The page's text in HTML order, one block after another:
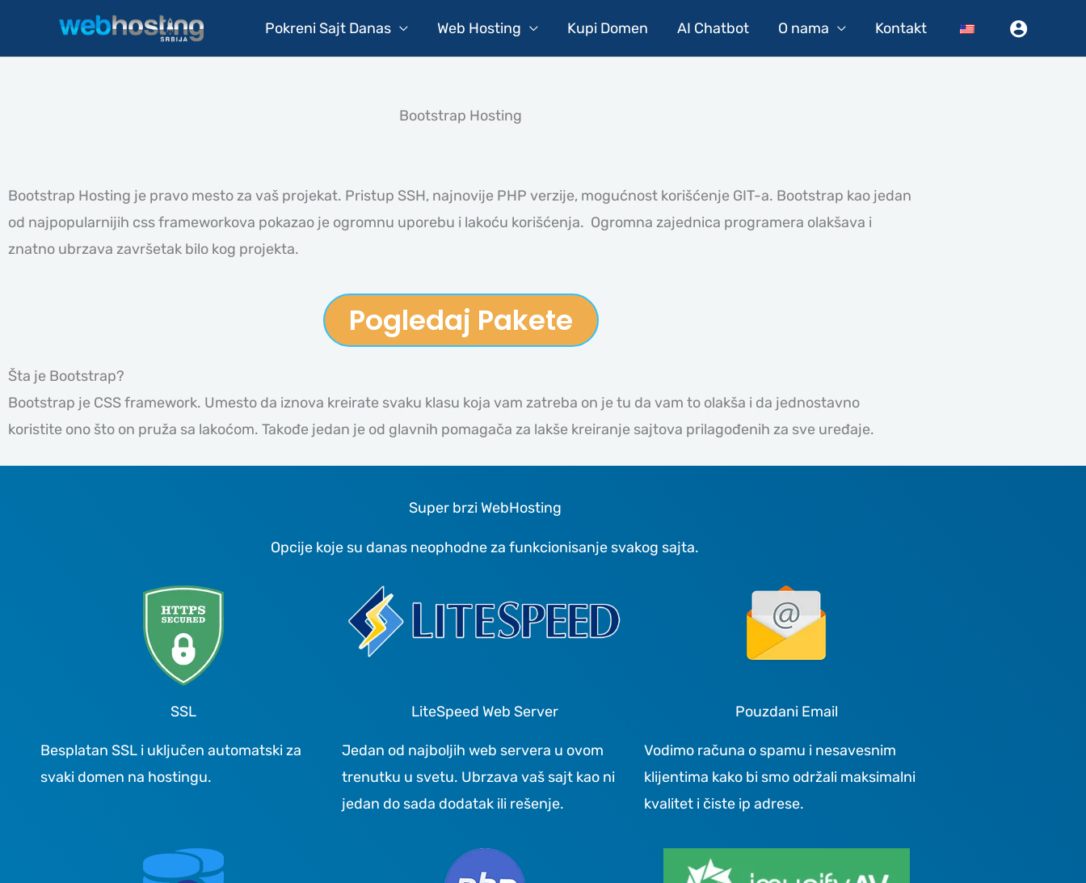
Pokreni Sajt Danas Web Hosting Kupi Domen AI Chatbot O nama Kontakt
Bootstrap Hosting
Bootstrap Hosting je pravo mesto za vaš projekat. Pristup SSH, najnovije PHP verzije, mogućnost korišćenje GIT-a. Bootstrap kao jedan
od najpopularnijih css frameworkova pokazao je ogromnu uporebu i lakoću korišćenja. Ogromna zajednica programera olakšava i
znatno ubrzava završetak bilo kog projekta.
Pogledaj Pakete
Šta je Bootstrap?
Bootstrap je CSS framework. Umesto da iznova kreirate svaku klasu koja vam zatreba on je tu da vam to olakša i da jednostavno
koristite ono što on pruža sa lakoćom. Takođe jedan je od glavnih pomagača za lakše kreiranje sajtova prilagođenih za sve uređaje.
Super brzi WebHosting
Opcije koje su danas neophodne za funkcionisanje svakog sajta.
SSL
Besplatan SSL i uključen automatski za
svaki domen na hostingu.
LiteSpeed Web Server
Jedan od najboljih web servera u ovom
trenutku u svetu. Ubrzava vaš sajt kao ni
jedan do sada dodatak ili rešenje.
Pouzdani Email
Vodimo računa o spamu i nesavesnim
klijentima kako bi smo održali maksimalni
kvalitet i čiste ip adrese.